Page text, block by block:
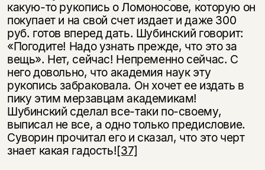
какую-то руко­пись о Ломоносове, которую он
покупает и на свой счет издает и даже 300
руб. готов вперед дать. Шубинский говорит:
«Погодите! Надо узнать прежде, что это за
вещь». Нет, сейчас! Непременно сейчас. С
него довольно, что академия наук эту
рукопись забраковала. Он хочет ее издать в
пику этим мерзавцам ака­демикам!
Шубинский сделал все-таки по-своему,
выписал не все, а одно только предисловие.
Суворин прочитал его и сказал, что это черт
знает какая гадость![37]